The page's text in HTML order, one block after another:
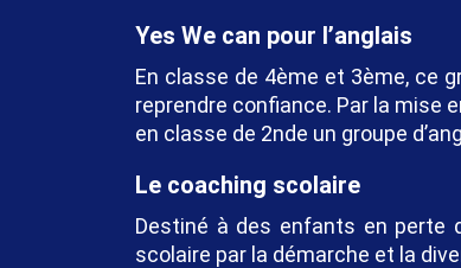
Yes We can pour l’anglais
En classe de 4ème et 3ème, ce
reprendre confiance. Par la mise
en classe de 2nde un groupe
Le coaching scolaire
Destiné à des enfants en perte
scolaire par la démarche et la